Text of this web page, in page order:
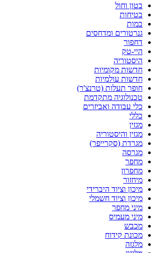
בטון וחול
בטיחות
במות
גנרטורים ומדחסים
דחפור
היי-טק
היסטוריה
חדשות מקומיות
חדשות עולמיות
חופר תעלות (טרנצ'ר)
טכנולוגיה מתקדמת
כלי עבודה ואביזרים
כללי
מגזין
מגזין והיסטוריה
מגרדת (סקרייפר)
מגרסה
מחפר
מחפרון
מיחזור
מיכון וציוד היברידי
מיכון וציוד חשמלי
מיני מחפר
מיני מעמיס
מכבש
מכונת קידוח
מלגזה